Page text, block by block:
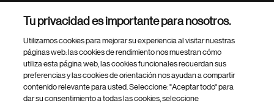
Footer Site Search
Tu privacidad es importante para nosotros.
Utilizamos cookies para mejorar su experiencia al visitar nuestras
páginas web: las cookies de rendimiento nos muestran cómo
utiliza esta página web, las cookies funcionales recuerdan sus
preferencias y las cookies de orientación nos ayudan a compartir
contenido relevante para usted. Seleccione: "Aceptar todo" para
dar su consentimiento a todas las cookies, seleccione